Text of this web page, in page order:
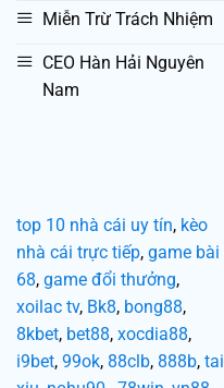
Miễn Trừ Trách Nhiệm
CEO Hàn Hải Nguyên
Nam
top 10 nhà cái uy tín, kèo
nhà cái trực tiếp, game bài
68, game đổi thưởng,
xoilac tv, Bk8, bong88,
8kbet, bet88, xocdia88,
i9bet, 99ok, 88clb, 888b, tai